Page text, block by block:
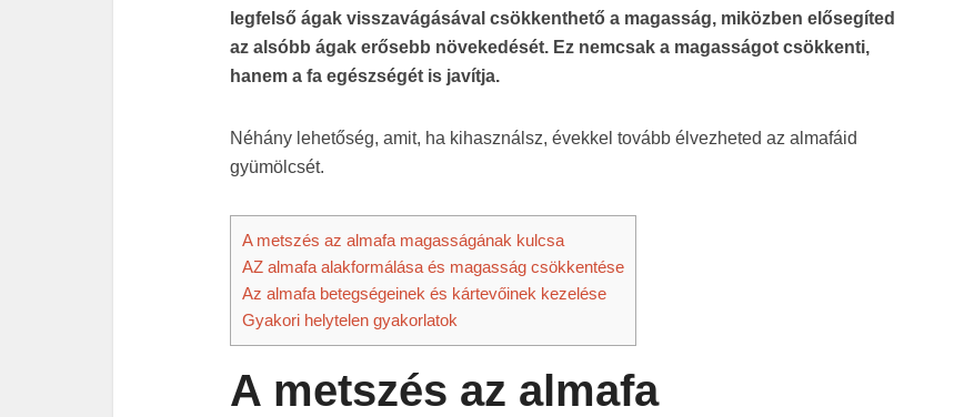
legfelső ágak visszavágásával csökkenthető a magasság, miközben elősegíted
az alsóbb ágak erősebb növekedését. Ez nemcsak a magasságot csökkenti,
hanem a fa egészségét is javítja.
Néhány lehetőség, amit, ha kihasználsz, évekkel tovább élvezheted az almafáid
gyümölcsét.
A metszés az almafa magasságának kulcsa
AZ almafa alakformálása és magasság csökkentése
Az almafa betegségeinek és kártevőinek kezelése
Gyakori helytelen gyakorlatok
A metszés az almafa